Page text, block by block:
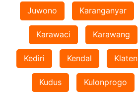
Juwono Karanganyar
Karawaci Karawang
Kediri Kendal Klaten
Kudus Kulonprogo